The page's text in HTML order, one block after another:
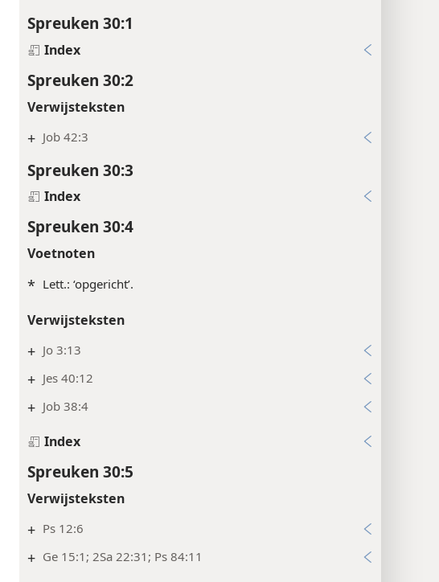
Spreuken 30:1
Index
Spreuken 30:2
Verwijsteksten
+ Job 42:3
Spreuken 30:3
Index
Spreuken 30:4
Voetnoten
Verwijsteksten
+ Jo 3:13
+ Jes 40:12
+
Index
Spreuken 30:5
Verwijsteksten
+ Ps 12:6